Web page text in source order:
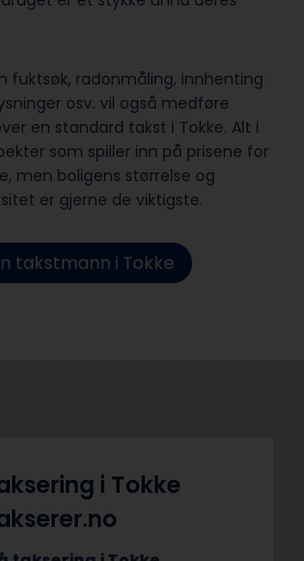
fuktsøk, radonmåling, innhenting
osv. vil også medføre
en standard takst i Tokke. Alt i
som spiller inn på prisene for
men boligens størrelse og
er gjerne de viktigste.
takstmann i Tokke
i Tokke